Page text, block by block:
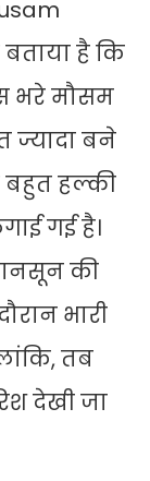
है कि
भरे मौसम
ज्यादा बने
बहुत हल्की
गई है।
की
भारी
तब
देखी जा